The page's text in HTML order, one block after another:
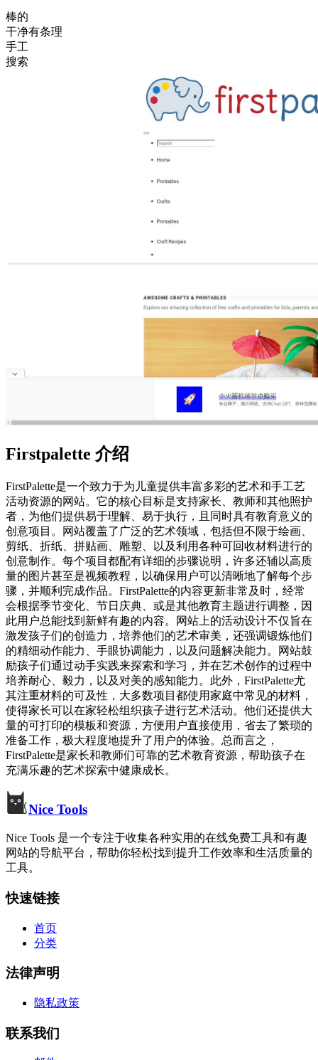
棒的
干净有条理
手工
搜索
Firstpalette 介绍
FirstPalette是一个致力于为儿童提供丰富多彩的艺术和手工艺
活动资源的网站。它的核心目标是支持家长、教师和其他照护
者，为他们提供易于理解、易于执行，且同时具有教育意义的
创意项目。网站覆盖了广泛的艺术领域，包括但不限于绘画、
剪纸、折纸、拼贴画、雕塑、以及利用各种可回收材料进行的
创意制作。每个项目都配有详细的步骤说明，许多还辅以高质
量的图片甚至是视频教程，以确保用户可以清晰地了解每个步
骤，并顺利完成作品。FirstPalette的内容更新非常及时，经常
会根据季节变化、节日庆典、或是其他教育主题进行调整，因
此用户总能找到新鲜有趣的内容。网站上的活动设计不仅旨在
激发孩子们的创造力，培养他们的艺术审美，还强调锻炼他们
的精细动作能力、手眼协调能力，以及问题解决能力。网站鼓
励孩子们通过动手实践来探索和学习，并在艺术创作的过程中
培养耐心、毅力，以及对美的感知能力。此外，FirstPalette尤
其注重材料的可及性，大多数项目都使用家庭中常见的材料，
使得家长可以在家轻松组织孩子进行艺术活动。他们还提供大
量的可打印的模板和资源，方便用户直接使用，省去了繁琐的
准备工作，极大程度地提升了用户的体验。总而言之，
FirstPalette是家长和教师们可靠的艺术教育资源，帮助孩子在
充满乐趣的艺术探索中健康成长。
Nice Tools
Nice Tools 是一个专注于收集各种实用的在线免费工具和有趣
网站的导航平台，帮助你轻松找到提升工作效率和生活质量的
工具。
快速链接
首页
分类
法律声明
隐私政策
联系我们